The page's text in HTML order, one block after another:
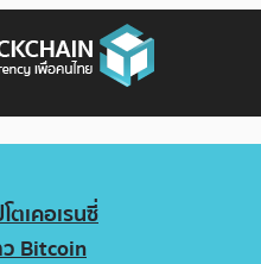
ตเคอเรนซี่
Bitcoin